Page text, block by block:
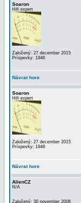
Soaron
Hifi expert
Založený: 27 december 2015
Príspevky: 1946
Návrat hore
Soaron
Hifi expert
Založený: 27 december 2015
Príspevky: 1946
Návrat hore
AlienCZ
N/A
Založený: 30 november 2006